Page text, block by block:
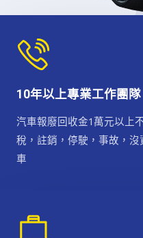
10年以上專業工作團隊
汽車報廢回收金1萬元以上
稅，註銷，停駛，事故，
車